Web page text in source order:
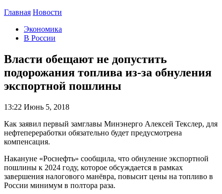
Главная Новости
Экономика
В России
Власти обещают не допустить
подорожания топлива из-за обнуления
экспортной пошлины
13:22 Июнь 5, 2018
Как заявил первый замглавы Минэнерго Алексей Текслер, для
нефтепереработки обязательно будет предусмотрена
компенсация.
Накануне «Роснефть» сообщила, что обнуление экспортной
пошлины к 2024 году, которое обсуждается в рамках
завершения налогового манёвра, повысит цены на топливо в
России минимум в полтора раза.